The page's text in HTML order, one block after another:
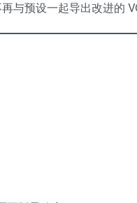
与预设一起导出改进的